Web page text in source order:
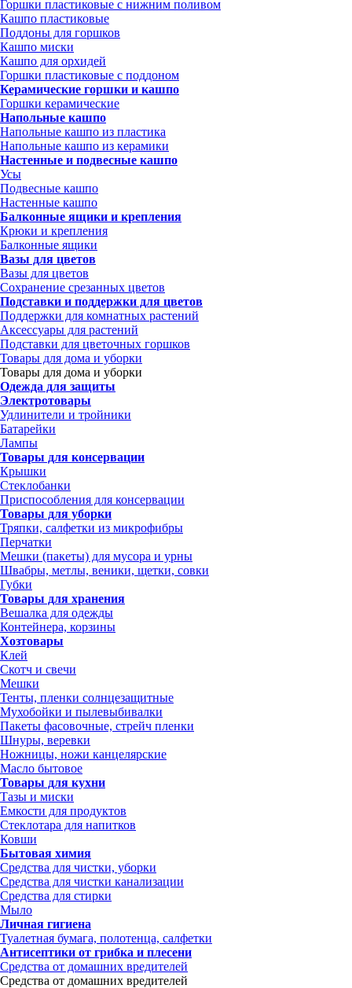
Горшки пластиковые с нижним поливом
Кашпо пластиковые
Поддоны для горшков
Кашпо миски
Кашпо для орхидей
Горшки пластиковые с поддоном
Керамические горшки и кашпо
Горшки керамические
Напольные кашпо
Напольные кашпо из пластика
Напольные кашпо из керамики
Настенные и подвесные кашпо
Усы
Подвесные кашпо
Настенные кашпо
Балконные ящики и крепления
Крюки и крепления
Балконные ящики
Вазы для цветов
Вазы для цветов
Сохранение срезанных цветов
Подставки и поддержки для цветов
Поддержки для комнатных растений
Аксессуары для растений
Подставки для цветочных горшков
Товары для дома и уборки
Товары для дома и уборки
Одежда для защиты
Электротовары
Удлинители и тройники
Батарейки
Лампы
Товары для консервации
Крышки
Стеклобанки
Приспособления для консервации
Товары для уборки
Тряпки, салфетки из микрофибры
Перчатки
Мешки (пакеты) для мусора и урны
Швабры, метлы, веники, щетки, совки
Губки
Товары для хранения
Вешалка для одежды
Контейнера, корзины
Хозтовары
Клей
Скотч и свечи
Мешки
Тенты, пленки солнцезащитные
Мухобойки и пылевыбивалки
Пакеты фасовочные, стрейч пленки
Шнуры, веревки
Ножницы, ножи канцелярские
Масло бытовое
Товары для кухни
Тазы и миски
Емкости для продуктов
Стеклотара для напитков
Ковши
Бытовая химия
Средства для чистки, уборки
Средства для чистки канализации
Средства для стирки
Мыло
Личная гигиена
Туалетная бумага, полотенца, салфетки
Антисептики от грибка и плесени
Средства от домашних вредителей
Средства от домашних вредителей